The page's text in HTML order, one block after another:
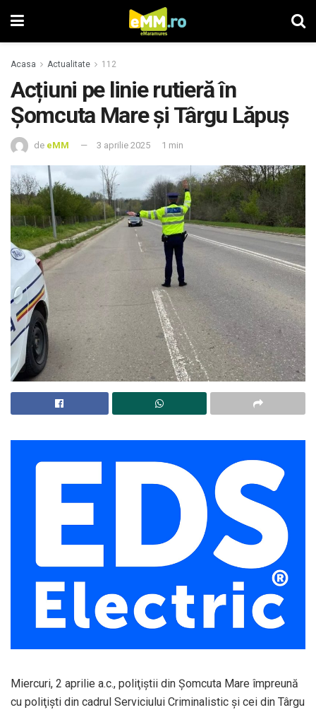
Acasa Actualitate 112
Acțiuni pe linie rutieră în
Șomcuta Mare și Târgu Lăpuș
de eMM 3 aprilie 2025 1 min
Miercuri, 2 aprilie a.c., poliţiştii din Şomcuta Mare împreună
cu poliţişti din cadrul Serviciului Criminalistic şi cei din Târgu